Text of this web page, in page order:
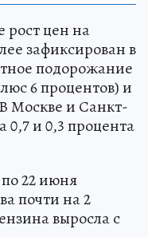
рост цен на
зафиксирован в
подорожание
6 процентов) и
Москве и Санкт-
0,7 и 0,3 процента
22 июня
почти на 2
выросла с